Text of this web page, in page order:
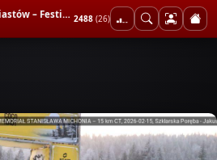
50 Bieg Piastów – Festiwal Narciarstwa Biegowego X MEMORIAŁ STANISŁAWA MICHONIA – 15 km CT 2488 (26)